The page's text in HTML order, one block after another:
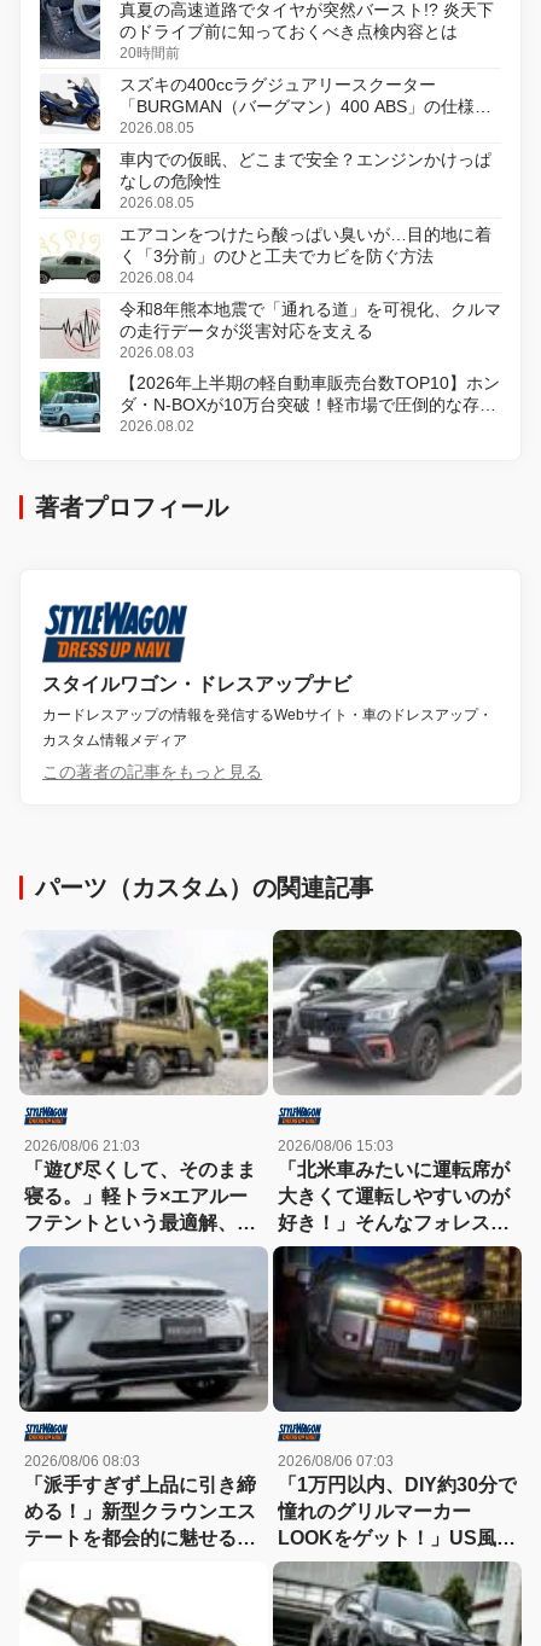
真夏の高速道路でタイヤが突然バースト!? 炎天下
のドライブ前に知っておくべき点検内容とは
20時間前
スズキの400ccラグジュアリースクーター
「BURGMAN（バーグマン）400 ABS」の仕様を
変更し、8月18日に発売
2026.08.05
車内での仮眠、どこまで安全？エンジンかけっぱ
なしの危険性
2026.08.05
エアコンをつけたら酸っぱい臭いが…目的地に着
く「3分前」のひと工夫でカビを防ぐ方法
2026.08.04
令和8年熊本地震で「通れる道」を可視化、クルマ
の走行データが災害対応を支える
2026.08.03
【2026年上半期の軽自動車販売台数TOP10】ホン
ダ・N-BOXが10万台突破！軽市場で圧倒的な存在
感
2026.08.02
著者プロフィール
スタイルワゴン・ドレスアップナビ
カードレスアップの情報を発信するWebサイト・車のドレスアップ・
カスタム情報メディア
この著者の記事をもっと見る
パーツ（カスタム）の関連記事
2026/08/06 21:03
「遊び尽くして、そのまま
寝る。」軽トラ×エアルー
フテントという最適解、見
つけた!!
2026/08/06 15:03
「北米車みたいに運転席が
大きくて運転しやすいのが
好き！」そんなフォレスタ
ーを2代乗り継ぎ中!!
2026/08/06 08:03
「派手すぎず上品に引き締
める！」新型クラウンエス
テートを都会的に魅せる、
買える流麗スタイル
2026/08/06 07:03
「1万円以内、DIY約30分で
憧れのグリルマーカー
LOOKをゲット！」US風の
顔を実現できるLEDキット
【ランクル250/300】